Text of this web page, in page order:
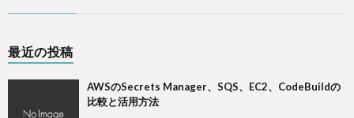
最近の投稿
AWSのSecrets Manager、SQS、EC2、CodeBuildの
比較と活用方法